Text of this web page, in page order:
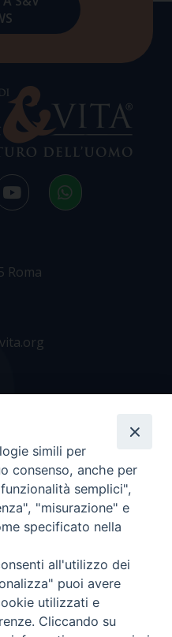
Roma
simili per
consenso, anche per
semplici",
"misurazione" e
specificato nella
all'utilizzo dei
puoi avere
utilizzati e
Cliccando su